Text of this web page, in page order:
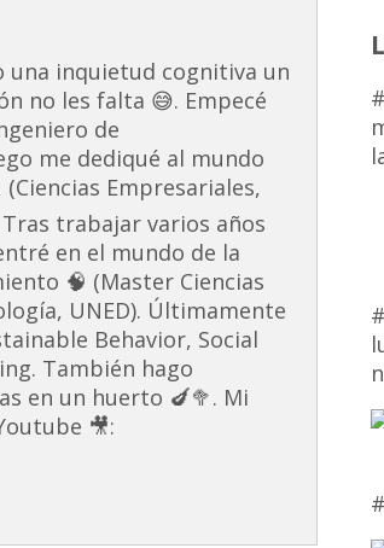
una inquietud cognitiva un
no les falta 😅. Empecé
de
me dediqué al mundo
Empresariales,
Tras trabajar varios años
en el mundo de la
🧠 (Master Ciencias
UNED). Últimamente
Behavior, Social
También hago
en un huerto 🍆🥦. Mi
🎥: